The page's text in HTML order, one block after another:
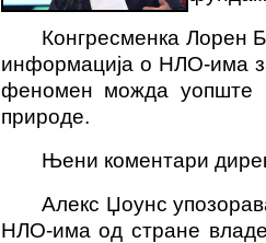
Конгресменка Лорен
информација о НЛО-има
феномен можда уопште
природе.
Њени коментари
Алекс Џоунс
НЛО-има од стране